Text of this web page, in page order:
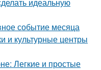
событие месяца
и культурные центры
Легкие и простые